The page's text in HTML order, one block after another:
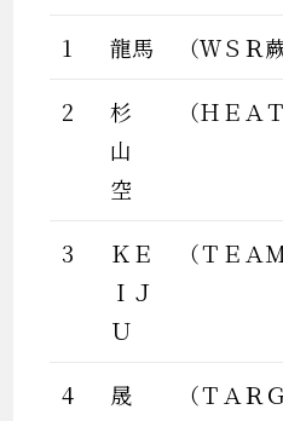
1 龍馬 （ＷＳＲ
2
杉
山
空
（ＨＥＡ
3
ＫＥ
ＩＪ
Ｕ
（ＴＥＡ
4 晟 （ＴＡＲ